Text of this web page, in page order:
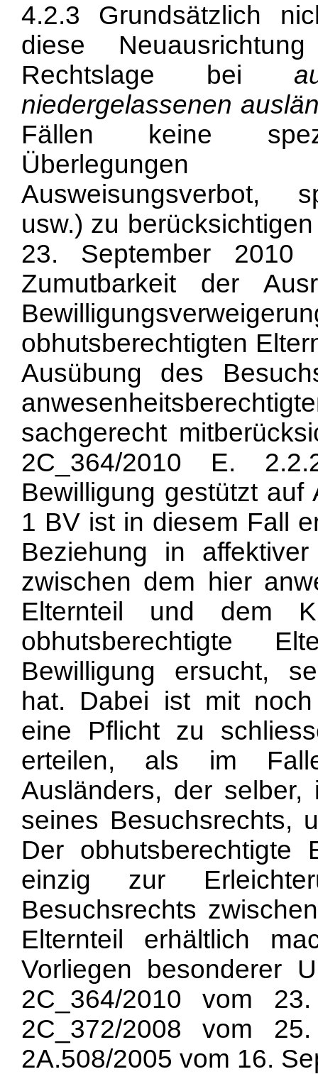
4.2.3 Grundsätzlich
diese
Rechtslage bei
niedergelassenen
Fällen keine
Überlegungen
Ausweisungsverbot,
usw.) zu
23. September
Zumutbarkeit der
obhutsberechtigten
Ausübung des
sachgerecht
2C_364/2010 E.
Bewilligung gestützt
1 BV ist in diesem Fall
Beziehung in
zwischen dem hier
Elternteil und dem
obhutsberechtigte
Bewilligung ersucht,
hat. Dabei ist mit
eine Pflicht zu
erteilen, als im
Ausländers, der
seines Besuchsrechts,
Der obhutsberechtigte
einzig zur
Besuchsrechts
Elternteil erhältlich
Vorliegen besonderer
2C_364/2010 vom
2C_372/2008 vom
2A.508/2005 vom 16.